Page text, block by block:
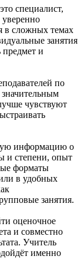
специалист,
в сложных темах
занятия
предмет и
по
чувствуют
информацию о
и степени, опыт
форматы
в удобных
занятия.
оценочное
и совместно
Учитель
именно